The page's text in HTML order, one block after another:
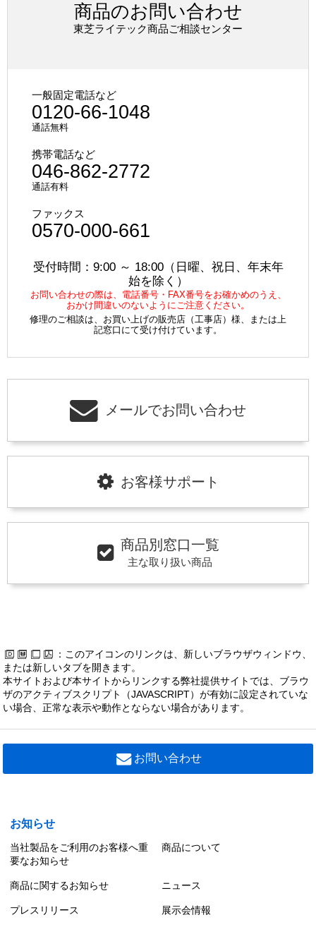
商品のお問い合わせ
東芝ライテック商品ご相談センター
一般固定電話など
0120-66-1048
通話無料
携帯電話など
046-862-2772
通話有料
ファックス
0570-000-661
受付時間：9:00 ～ 18:00（日曜、祝日、年末年
始を除く）
お問い合わせの際は、電話番号・FAX番号をお確かめのうえ、
おかけ間違いのないようにご注意ください。
修理のご相談は、お買い上げの販売店（工事店）様、または上
記窓口にて受け付けています。
メールでお問い合わせ
お客様サポート
商品別窓口一覧
主な取り扱い商品
：このアイコンのリンクは、新しいブラウザウィンドウ、
または新しいタブを開きます。
本サイトおよび本サイトからリンクする弊社提供サイトでは、ブラウ
ザのアクティブスクリプト（JAVASCRIPT）が有効に設定されていな
い場合、正常な表示や動作とならない場合があります。
お問い合わせ
お知らせ
当社製品をご利用のお客様へ重
要なお知らせ
商品について
商品に関するお知らせ ニュース
プレスリリース 展示会情報